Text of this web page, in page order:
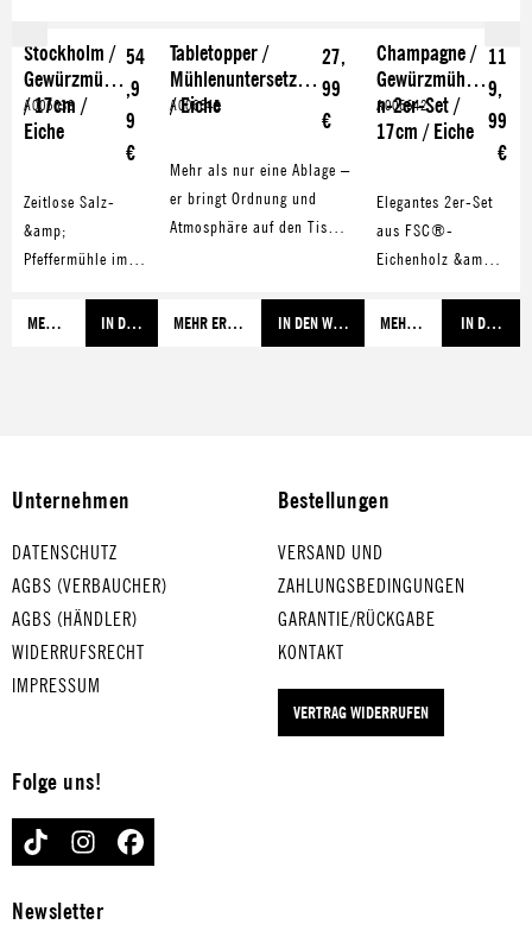
Stockholm /
Gewürzmühle
/ 17cm /
Eiche
A006638
54
,9
9
€
Zeitlose Salz-
&amp;
Pfeffermühle im
Design: aus
FSC®-Holz mit
nachfüllbar.
MEHR ERFAHREN IN DEN WARENKORB
Tabletopper /
Mühlenuntersetzer
/ Eiche
A006645
27,
99
€
Mehr als nur eine Ablage –
er bringt Ordnung und
Atmosphäre auf den Tisch.
MEHR ERFAHREN IN DEN WARENKORB
Champagne /
Gewürzmühle
n-2er-Set /
17cm / Eiche
A006642
11
9,
99
€
Elegantes 2er-Set
aus FSC®-
Eichenholz &amp;
inspiriert von
Champagnerflöten,
MEHR ERFAHREN IN DEN
Unternehmen
DATENSCHUTZ
AGBS (VERBAUCHER)
AGBS (HÄNDLER)
WIDERRUFSRECHT
IMPRESSUM
Bestellungen
VERSAND UND
ZAHLUNGSBEDINGUNGEN
GARANTIE/RÜCKGABE
KONTAKT
VERTRAG WIDERRUFEN
Folge uns!
TIKTOK INSTAGRAMFACEBOOK
Newsletter